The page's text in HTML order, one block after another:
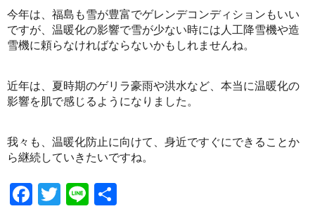
今年は、福島も雪が豊富でゲレンデコンディションもいい
ですが、温暖化の影響で雪が少ない時には人工降雪機や造
雪機に頼らなければならないかもしれませんね。
近年は、夏時期のゲリラ豪雨や洪水など、本当に温暖化の
影響を肌で感じるようになりました。
我々も、温暖化防止に向けて、身近ですぐにできることか
ら継続していきたいですね。
Facebook
Twitter
Line